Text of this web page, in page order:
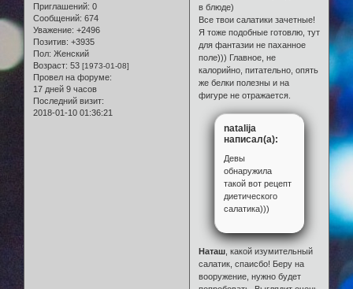
Приглашений: 0
Сообщений: 674
Уважение: +2496
Позитив: +3935
Пол: Женский
Возраст: 53 [1973-01-08]
Провел на форуме:
17 дней 9 часов
Последний визит:
2018-01-10 01:36:21
в блюде)
Все твои салатики зачетные!
Я тоже подобные готовлю, тут
для фантазии не паханное
поле))) Главное, не
калорийно, питательно, опять
же белки полезны и на
фигуре не отражается.
natalija
написал(а):
Девы
обнаружила
такой вот рецепт
диетического
салатика)))
Наташ , какой изумительный
салатик, спаисбо! Беру на
вооружение, нужно будет